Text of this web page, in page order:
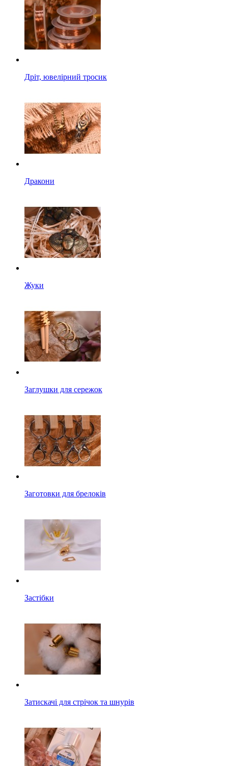
Дріт, ювелірний тросик
Дракони
Жуки
Заглушки для сережок
Заготовки для брелоків
Застібки
Затискачі для стрічок та шнурів